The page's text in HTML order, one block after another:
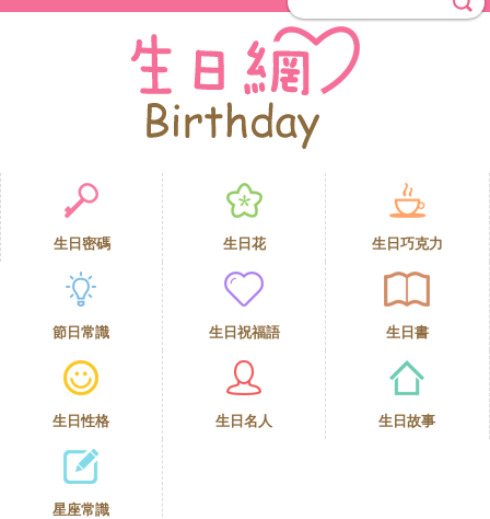
生日密碼 生日花 生日巧克力
節日常識 生日祝福語 生日書
生日性格 生日名人 生日故事
星座常識